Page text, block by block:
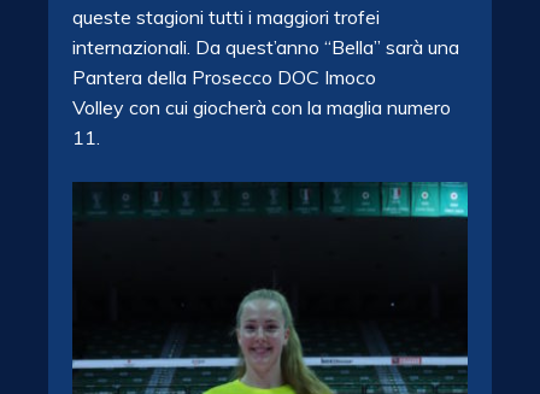
queste stagioni tutti i maggiori trofei
internazionali. Da quest’anno “Bella” sarà una
Pantera della Prosecco DOC Imoco
Volley con cui giocherà con la maglia numero
11.